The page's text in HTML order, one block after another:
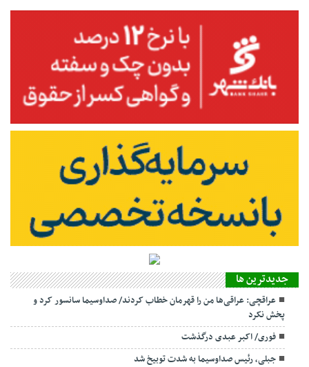
جديدترين ها
عراقچی: عراقی‌ها من را قهرمان خطاب کردند/ صداوسیما سانسور کرد و
پخش نکرد
فوری/ اکبر عبدی درگذشت
جبلی، رئیس صداوسیما به شدت توبیخ شد